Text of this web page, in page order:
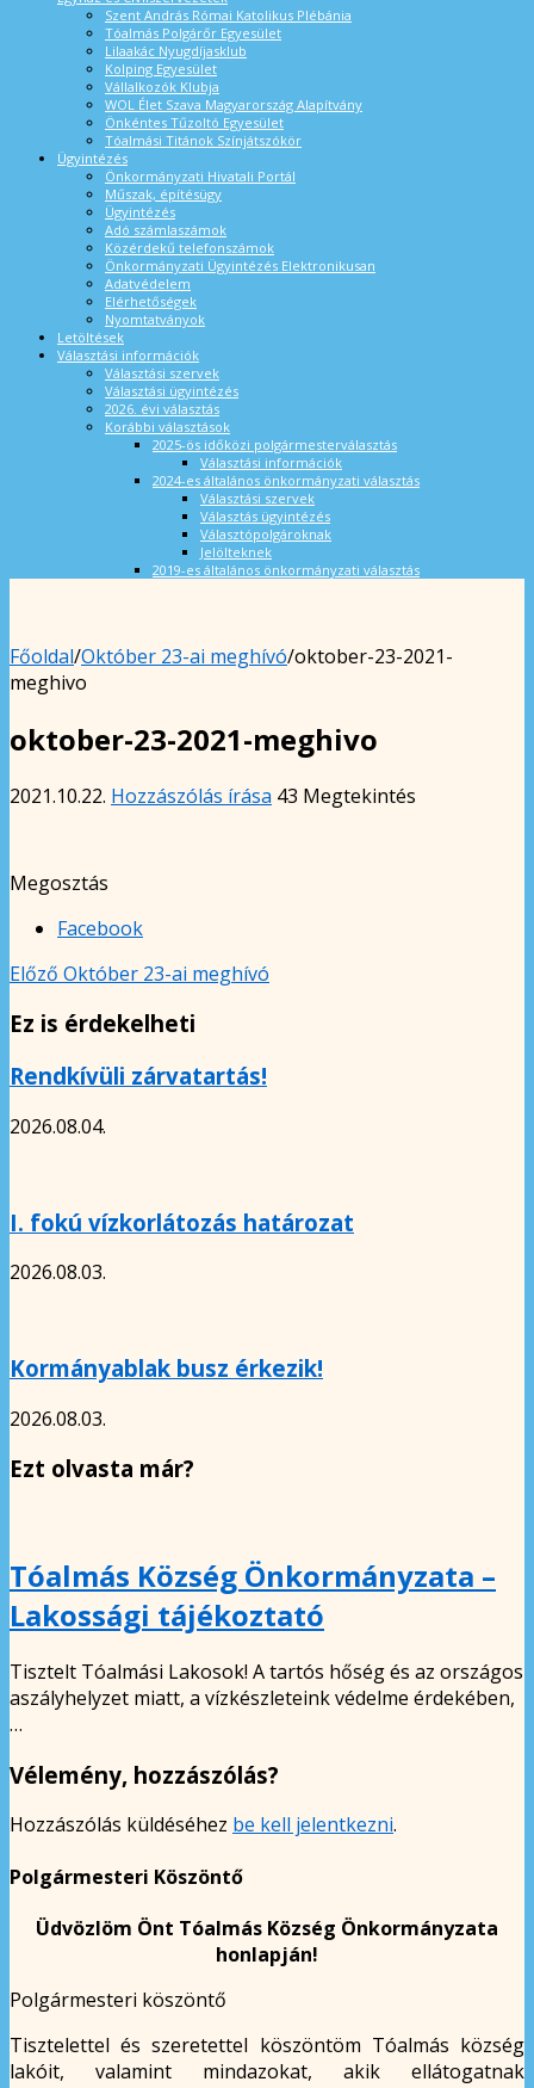
Szent András Római Katolikus Plébánia
Tóalmás Polgárőr Egyesület
Lilaakác Nyugdíjasklub
Kolping Egyesület
Vállalkozók Klubja
WOL Élet Szava Magyarország Alapítvány
Önkéntes Tűzoltó Egyesület
Tóalmási Titánok Színjátszókör
Ügyintézés
Önkormányzati Hivatali Portál
Műszak, építésügy
Ügyintézés
Adó számlaszámok
Közérdekű telefonszámok
Önkormányzati Ügyintézés Elektronikusan
Adatvédelem
Elérhetőségek
Nyomtatványok
Letöltések
Választási információk
Választási szervek
Választási ügyintézés
2026. évi választás
Korábbi választások
2025-ös időközi polgármesterválasztás
Választási információk
2024-es általános önkormányzati választás
Választási szervek
Választás ügyintézés
Választópolgároknak
Jelölteknek
2019-es általános önkormányzati választás
Főoldal/Október 23-ai meghívó/oktober-23-2021-
meghivo
oktober-23-2021-meghivo
2021.10.22. Hozzászólás írása 43 Megtekintés
Megosztás
Facebook
Előző Október 23-ai meghívó
Ez is érdekelheti
Rendkívüli zárvatartás!
2026.08.04.
I. fokú vízkorlátozás határozat
2026.08.03.
Kormányablak busz érkezik!
2026.08.03.
Ezt olvasta már?
Tóalmás Község Önkormányzata –
Lakossági tájékoztató
Tisztelt Tóalmási Lakosok! A tartós hőség és az országos
aszályhelyzet miatt, a vízkészleteink védelme érdekében,
…
Vélemény, hozzászólás?
Hozzászólás küldéséhez be kell jelentkezni.
Polgármesteri Köszöntő
Üdvözlöm Önt Tóalmás Község Önkormányzata
honlapján!
Polgármesteri köszöntő
Tisztelettel és szeretettel köszöntöm Tóalmás község
lakóit, valamint mindazokat, akik ellátogatnak